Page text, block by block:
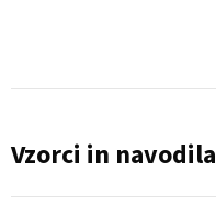
Vzorci in navodila